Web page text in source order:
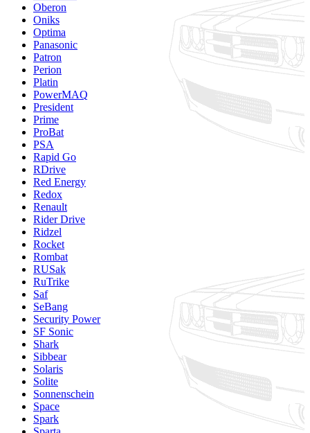
Oberon
Oniks
Optima
Panasonic
Patron
Perion
Platin
PowerMAQ
President
Prime
ProBat
PSA
Rapid Go
RDrive
Red Energy
Redox
Renault
Rider Drive
Ridzel
Rocket
Rombat
RUSak
RuTrike
Saf
SeBang
Security Power
SF Sonic
Shark
Sibbear
Solaris
Solite
Sonnenschein
Space
Spark